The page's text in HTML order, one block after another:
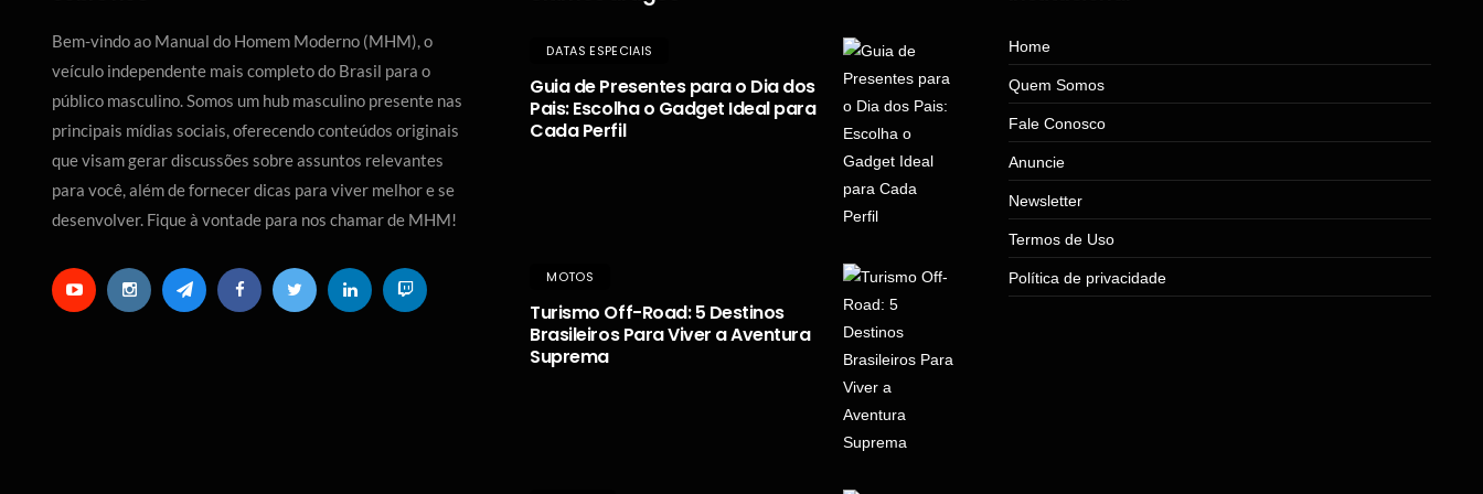
Bem-vindo ao Manual do Homem Moderno (MHM), o
veículo independente mais completo do Brasil para o
público masculino. Somos um hub masculino presente nas
principais mídias sociais, oferecendo conteúdos originais
que visam gerar discussões sobre assuntos relevantes
para você, além de fornecer dicas para viver melhor e se
desenvolver. Fique à vontade para nos chamar de MHM!
DATAS ESPECIAIS
Guia de Presentes para o Dia dos
Pais: Escolha o Gadget Ideal para
Cada Perfil
MOTOS
Turismo Off-Road: 5 Destinos
Brasileiros Para Viver a Aventura
Suprema
Home
Quem Somos
Fale Conosco
Anuncie
Newsletter
Termos de Uso
Política de privacidade